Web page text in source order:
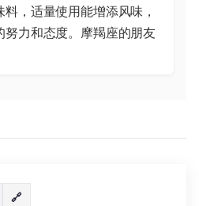
，适量使用能增添风味，
努力和态度。摩羯座的朋友
🔗